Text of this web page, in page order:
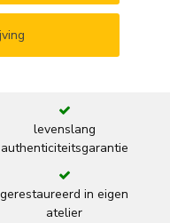
levenslang
authenticiteitsgarantie
gerestaureerd in eigen
atelier